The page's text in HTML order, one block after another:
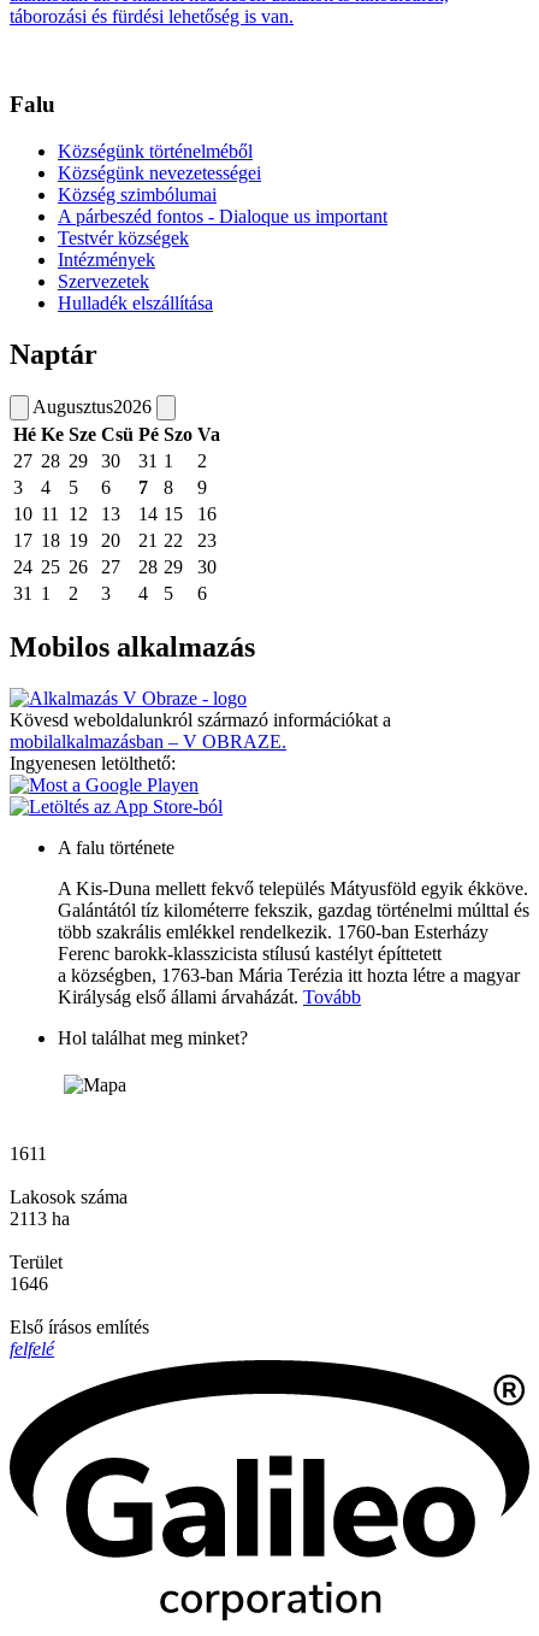
táborozási és fürdési lehetőség is van.
Falu
Községünk történelméből
Községünk nevezetességei
Község szimbólumai
A párbeszéd fontos - Dialoque us important
Testvér községek
Intézmények
Szervezetek
Hulladék elszállítása
Naptár
Augusztus2026
Hé Ke Sze Csü Pé Szo Va
27 28 29 30 31 1
2
3
4 5 6 7 8
9
10 11 12 13 14 15
16
17 18 19 20 21 22
23
24 25 26 27 28 29
30
31
1 2 3 4 5 6
Mobilos alkalmazás
Kövesd weboldalunkról származó információkat a
mobilalkalmazásban – V OBRAZE.
Ingyenesen letölthető:
A falu története
A Kis-Duna mellett fekvő település Mátyusföld egyik ékköve.
Galántától tíz kilométerre fekszik, gazdag történelmi múlttal és
több szakrális emlékkel rendelkezik. 1760-ban Esterházy
Ferenc barokk-klasszicista stílusú kastélyt építtetett
a községben, 1763-ban Mária Terézia itt hozta létre a magyar
Királyság első állami árvaházát. Tovább
Hol találhat meg minket?
1611
Lakosok száma
2113 ha
Terület
1646
Első írásos említés
felfelé